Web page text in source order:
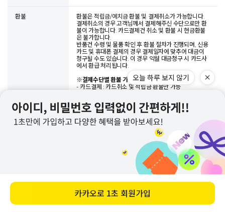
바로 구매하기
환불
환불은 적립금/예치금 환불 및 결제취소가 가능합니다.
결제취소의 경우 고객님께서 결제해주신 수단으로만 환
불이 가능합니다. 카드결제건 취소 및 환불 시 현금환불
은 불가합니다.
반품건 수령 및 물품 확인 후 환불 절차가 진행되며, 신용
카드 및 휴대폰 결제의 경우 결제일자에 맞추어 대금이
청구될 수도 있습니다. 이 경우 익월 대금청구 시 카드사
에서 환급 처리됩니다.
※결제수단별 환불 가능한 수단
- 카드결제 : 카드취소 및 적립금 환불만 가능
및 예치금 환불
- 핸드폰 결제 : 핸드폰 결제 취소 및 적립금 환불
핸드폰 결제의 경우, 통신사 정책 상 '당월 취소'만 가능합
니다.
예를 들어, 5월 31일 결제 후 6월 1일 결제 취소를 희망하
날짜로는 하루 차이라도 월이 바뀌어 통신사 정책 상 결
제 취소가 불가능하오니, 이 경우 부득이하게 적립금 환
불만 가능합니다. 양해 부탁드립니다.
상품문의